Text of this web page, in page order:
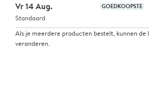
Vr 14 Aug.
GOEDKOOPSTE
Standaard
Als je meerdere producten bestelt, kunnen de
veranderen.